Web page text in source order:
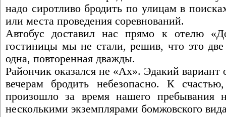
надо сиротливо бродить по улицам в
или места проведения соревнований.
Автобус доставил нас прямо к отелю
гостиницы мы не стали, решив, что это
одна, повторенная дважды.
Райончик оказался не «Ах». Эдакий вариант
вечерам бродить небезопасно. К
произошло за время нашего пребывания
несколькими экземплярами бомжовского